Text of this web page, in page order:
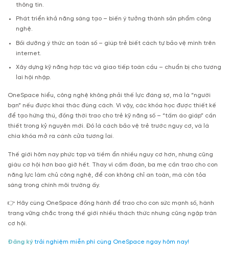
thông tin.
Phát triển khả năng sáng tạo – biến ý tưởng thành sản phẩm công
nghệ.
Bồi dưỡng ý thức an toàn số – giúp trẻ biết cách tự bảo vệ mình trên
internet.
Xây dựng kỹ năng hợp tác và giao tiếp toàn cầu – chuẩn bị cho tương
lai hội nhập.
OneSpace hiểu, công nghệ không phải thế lực đáng sợ, mà là “người
bạn” nếu được khai thác đúng cách. Vì vậy, các khóa học được thiết kế
để tạo hứng thú, đồng thời trao cho trẻ kỹ năng số – “tấm áo giáp” cần
thiết trong kỷ nguyên mới. Đó là cách bảo vệ trẻ trước nguy cơ, và là
chìa khóa mở ra cánh cửa tương lai.
Thế giới hôm nay phức tạp và tiềm ẩn nhiều nguy cơ hơn, nhưng cũng
giàu cơ hội hơn bao giờ hết. Thay vì cấm đoán, ba mẹ cần trao cho con
năng lực làm chủ công nghệ, để con không chỉ an toàn, mà còn tỏa
sáng trong chính môi trường ấy.
👉 Hãy cùng OneSpace đồng hành để trao cho con sức mạnh số, hành
trang vững chắc trong thế giới nhiều thách thức nhưng cũng ngập tràn
cơ hội.
Đăng kýtrải nghiệm miễn phí cùng OneSpace ngay hôm nay!